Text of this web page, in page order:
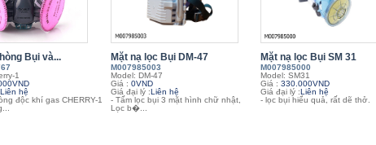
Bụi và...
1
Liên hệ
độc khí gas CHERRY-1
Mặt nạ lọc Bụi DM-47
M007985003
Model: DM-47
Giá : 0VND
Giá đại lý :Liên hệ
- Tấm lọc bụi 3 mặt hình chữ nhật,
Lọc b�...
Mặt nạ lọc Bụi SM 31
M007985000
Model: SM31
Giá : 330.000VND
Giá đại lý :Liên hệ
- lọc bụi hiểu quả, rất dẽ thở.